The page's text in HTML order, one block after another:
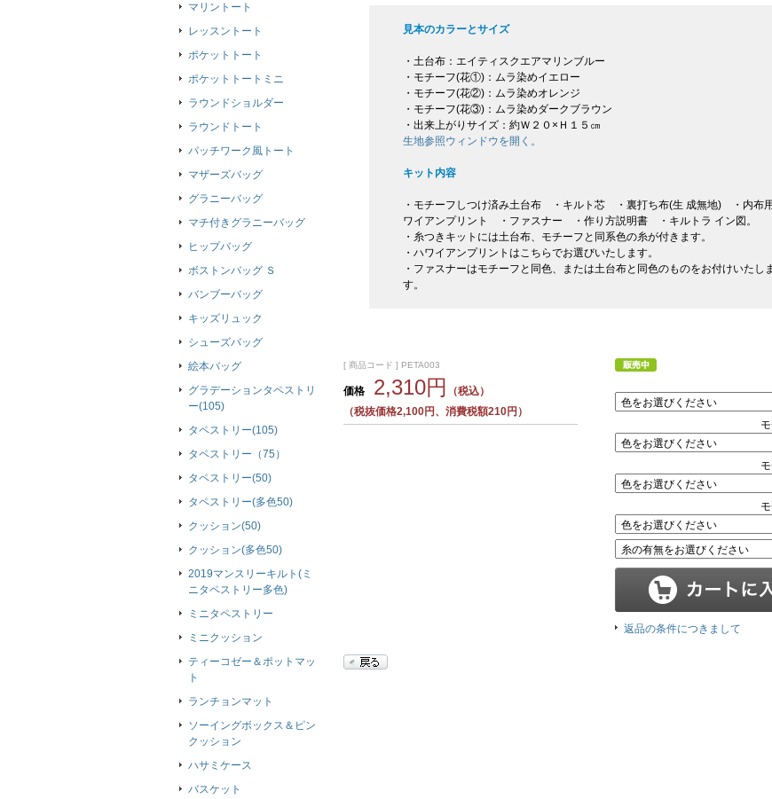
見本のカラーとサイズ
・土台布：エイティスクエアマリンブルー
・モチーフ(花①)：ムラ染めイエロー
・モチーフ(花②)：ムラ染めオレンジ
・モチーフ(花③)：ムラ染めダークブラウン
・出来上がりサイズ：約Ｗ２０×Ｈ１５㎝
生地参照ウィンドウを開く。
キット内容
・モチーフしつけ済み土台布 ・キルト芯 ・裏打ち布(生 成無地) ・内布
ワイアンプリント ・ファスナー ・作り方説明書 ・キルトラ イン図。
・糸つきキットには土台布、モチーフと同系色の糸が付きます。
・ハワイアンプリントはこちらでお選びいたします。
・ファスナーはモチーフと同色、または土台布と同色のものをお付けいたしま
す。
[ 商品コード ] PETA003
価格 2,310円
（税込）
（税抜価格2,100円、消費税額210円）
返品の条件につきまして
マリントート
レッスントート
ポケットトート
ポケットトートミニ
ラウンドショルダー
ラウンドトート
パッチワーク風トート
マザーズバッグ
グラニーバッグ
マチ付きグラニーバッグ
ヒップバッグ
ボストンバッグ Ｓ
バンブーバッグ
キッズリュック
シューズバッグ
絵本バッグ
グラデーションタペストリ
ー(105)
タペストリー(105)
タペストリー（75）
タペストリー(50)
タペストリー(多色50)
クッション(50)
クッション(多色50)
2019マンスリーキルト(ミ
ニタペストリー多色)
ミニタペストリー
ミニクッション
ティーコゼー＆ポットマッ
ト
ランチョンマット
ソーイングボックス＆ピン
クッション
ハサミケース
バスケット